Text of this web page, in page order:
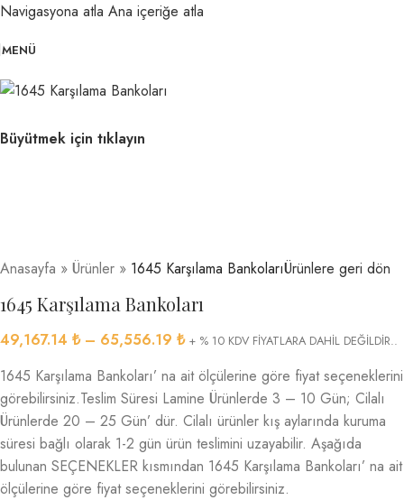
Navigasyona atla Ana içeriğe atla
MENÜ
Büyütmek için tıklayın
Anasayfa » Ürünler » 1645 Karşılama BankolarıÜrünlere geri dön
1645 Karşılama Bankoları
49,167.14 ₺ – 65,556.19 ₺ + % 10 KDV FİYATLARA DAHİL DEĞİLDİR..
1645 Karşılama Bankoları’ na ait ölçülerine göre fiyat seçeneklerini
görebilirsiniz.Teslim Süresi Lamine Ürünlerde 3 – 10 Gün; Cilalı
Ürünlerde 20 – 25 Gün’ dür. Cilalı ürünler kış aylarında kuruma
süresi bağlı olarak 1-2 gün ürün teslimini uzayabilir. Aşağıda
bulunan SEÇENEKLER kısmından 1645 Karşılama Bankoları’ na ait
ölçülerine göre fiyat seçeneklerini görebilirsiniz.